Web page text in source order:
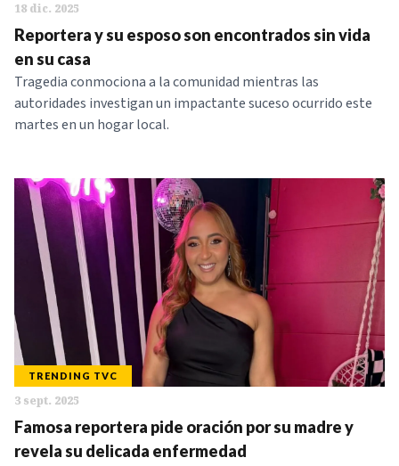
18 dic. 2025
Reportera y su esposo son encontrados sin vida
en su casa
Tragedia conmociona a la comunidad mientras las
autoridades investigan un impactante suceso ocurrido este
martes en un hogar local.
TRENDING TVC
3 sept. 2025
Famosa reportera pide oración por su madre y
revela su delicada enfermedad